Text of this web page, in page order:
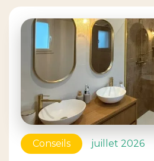
Conseils juillet 2026